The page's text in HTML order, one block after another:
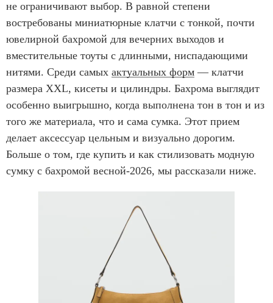
не ограничивают выбор. В равной степени
востребованы миниатюрные клатчи с тонкой, почти
ювелирной бахромой для вечерних выходов и
вместительные тоуты с длинными, ниспадающими
нитями. Среди самых актуальных форм — клатчи
размера XXL, кисеты и цилиндры. Бахрома выглядит
особенно выигрышно, когда выполнена тон в тон и из
того же материала, что и сама сумка. Этот прием
делает аксессуар цельным и визуально дорогим.
Больше о том, где купить и как стилизовать модную
сумку с бахромой весной-2026, мы рассказали ниже.